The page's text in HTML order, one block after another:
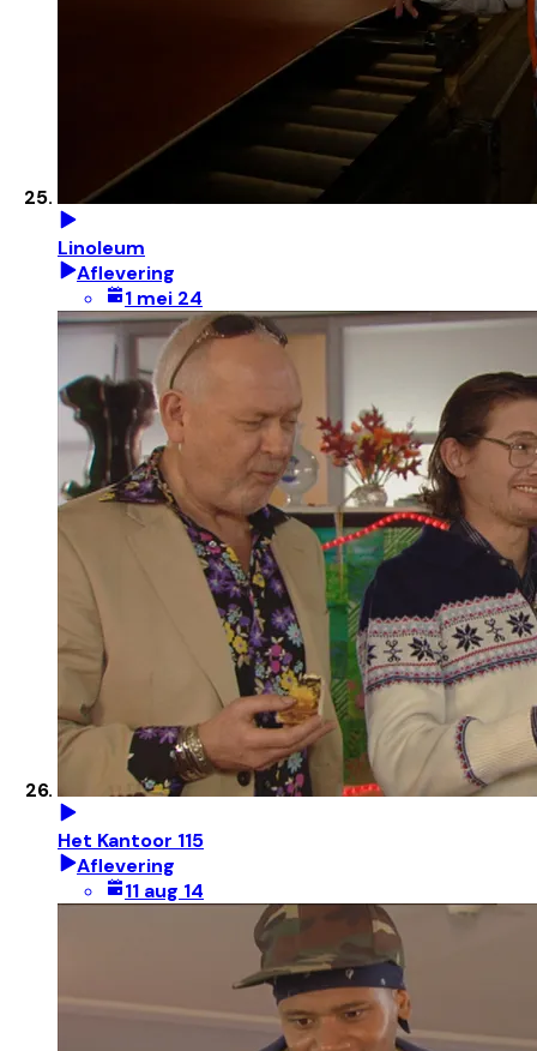
Linoleum
Aflevering
1 mei 24
Het Kantoor 115
Aflevering
11 aug 14